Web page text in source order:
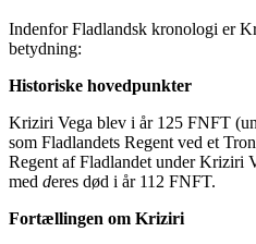
Indenfor Fladlandsk kronologi er
betydning:
Historiske hovedpunkter
Kriziri Vega blev i år 125 FNFT
som Fladlandets Regent ved et
Regent af Fladlandet under Kriziri
med deres død i år 112 FNFT.
Fortællingen om Kriziri